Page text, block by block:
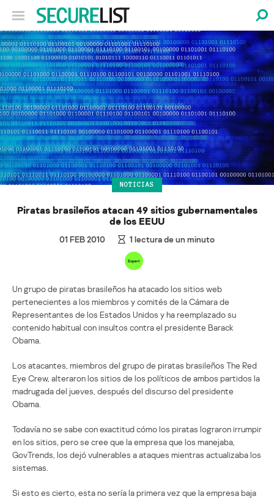
NOTICIAS
Piratas brasileños atacan 49 sitios gubernamentales
de los EEUU
01 FEB 2010 1 lectura de un minuto
Un grupo de piratas brasileños ha atacado los sitios web
pertenecientes a los miembros y comités de la Cámara de
Representantes de los Estados Unidos y ha reemplazado su
contenido habitual con insultos contra el presidente Barack
Obama.
Los atacantes, miembros del grupo de piratas brasileños The Red
Eye Crew, alteraron los sitios de los políticos de ambos partidos la
madrugada del jueves, después del discurso del presidente
Obama.
Todavía no se sabe con exactitud cómo los piratas lograron irrumpir
en los sitios, pero se cree que la empresa que los manejaba,
GovTrends, los dejó vulnerables a ataques mientras actualizaba los
sistemas.
Si esto es cierto, esta no sería la primera vez que la empresa baja